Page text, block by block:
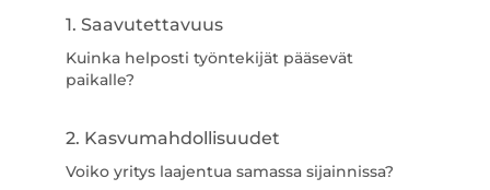
1. Saavutettavuus
Kuinka helposti työntekijät pääsevät
paikalle?
2. Kasvumahdollisuudet
Voiko yritys laajentua samassa sijainnissa?